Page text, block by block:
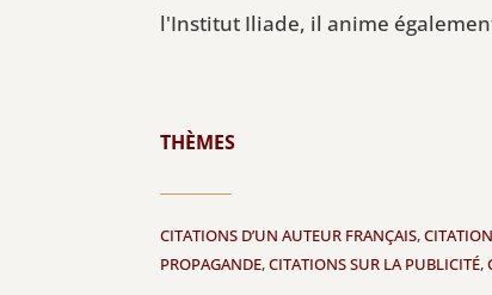
l'Institut Iliade, il anime
THÈMES
CITATIONS D’UN AUTEUR FRANÇAIS,
PROPAGANDE,CITATIONS SUR LA PUBLICITÉ,